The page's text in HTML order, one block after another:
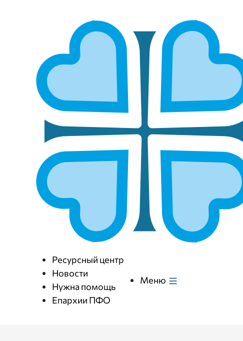
Ресурсный центр
Новости
Нужна помощь
Епархии ПФО
Меню